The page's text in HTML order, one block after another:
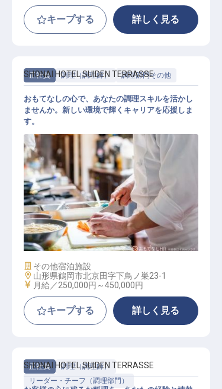
キープする 詳しく見る
正社員 調理（調理師） 調理部門その他
調理スタッフ
SHONAI HOTEL SUIDEN TERRASSE
おもてなしの心で、あなたの調理スキルを活かし
ませんか。新しい環境で輝くキャリアを応援しま
す。
施設業態
その他宿泊施設
勤務地
山形県鶴岡市北京田字下鳥ノ巣23-1
給与
月給／250,000円～450,000円
キープする 詳しく見る
正社員
調理（調理師）
リーダー・チーフ（調理部門）
SHONAI HOTEL SUIDEN TERRASSE